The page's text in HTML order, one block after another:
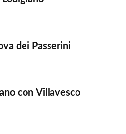
dei Passerini
con Villavesco